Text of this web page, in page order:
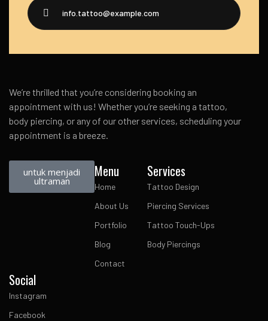
info.tattoo@example.com
We’re thrilled that you’re considering booking an
appointment with us! Whether you’re seeking a tattoo,
body piercing, or any of our other services, scheduling your
appointment is a breeze.
untuk menjadi
ultraman
Menu
Home
About Us
Portfolio
Blog
Contact
Services
Tattoo Design
Piercing Services
Tattoo Touch-Ups
Body Piercings
Social
Instagram
Facebook